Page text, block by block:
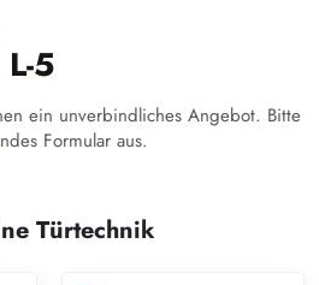
5
ein unverbindliches Angebot. Bitte
Formular aus.
Türtechnik